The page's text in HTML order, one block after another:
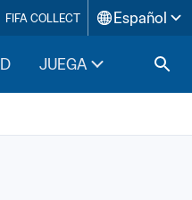
FIFA COLLECT Español
JUEGA INSIDE